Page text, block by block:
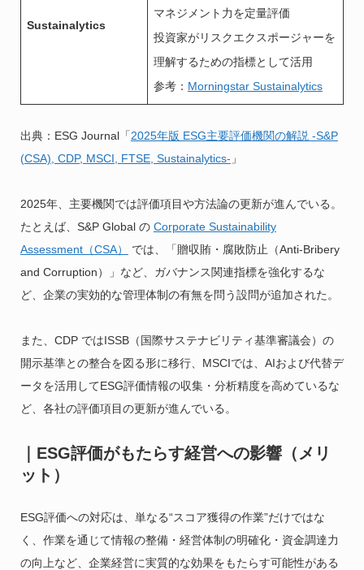
Sustainalytics
マネジメント力を定量評価
投資家がリスクエクスポージャーを
理解するための指標として活用
参考： Morningstar Sustainalytics
出典：ESG Journal「2025年版 ESG主要評価機関の解説 -S&P
(CSA), CDP, MSCI, FTSE, Sustainalytics- 」
2025年、主要機関では評価項目や方法論の更新が進んでいる。
たとえば、S&P Global の Corporate Sustainability
Assessment（CSA）
では、「贈収賄・腐敗防止（Anti-Bribery
and Corruption）」など、ガバナンス関連指標を強化するな
ど、企業の実効的な管理体制の有無を問う設問が追加された。
また、CDP ではISSB（国際サステナビリティ基準審議会）の
開示基準との整合を図る形に移行、MSCIでは、AIおよび代替デ
ータを活用してESG評価情報の収集・分析精度を高めているな
ど、各社の評価項目の更新が進んでいる。
｜ESG評価がもたらす経営への影響（メリ
ット）
ESG評価への対応は、単なる“スコア獲得の作業”だけではな
く、作業を通じて情報の整備・経営体制の明確化・資金調達力
の向上など、企業経営に実質的な効果をもたらす可能性がある